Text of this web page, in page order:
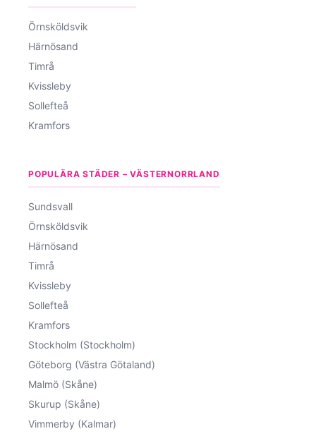
Örnsköldsvik
Härnösand
Timrå
Kvissleby
Sollefteå
Kramfors
POPULÄRA STÄDER – VÄSTERNORRLAND
Sundsvall
Örnsköldsvik
Härnösand
Timrå
Kvissleby
Sollefteå
Kramfors
Stockholm (Stockholm)
Göteborg (Västra Götaland)
Malmö (Skåne)
Skurup (Skåne)
Vimmerby (Kalmar)